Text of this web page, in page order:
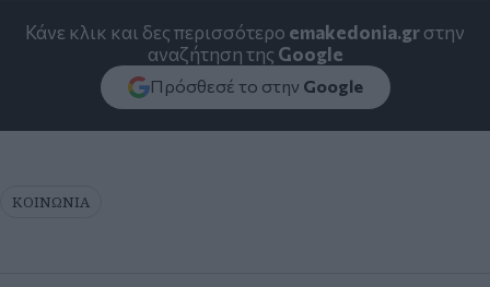
Κάνε κλικ και δες περισσότερο emakedonia.grστην
αναζήτηση της Google
Πρόσθεσέ το στην Google
ΚΟΙΝΩΝΙΑ